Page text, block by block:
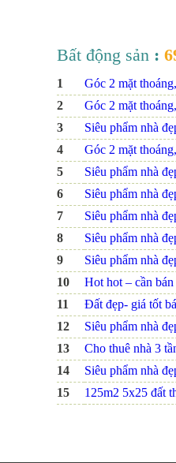
Bất động sản :
1 Góc 2 mặt
2
Góc 2 mặt
3
Siêu phẩm nhà
4
Góc 2 mặt
5
Siêu phẩm nhà
6
Siêu phẩm nhà
7
Siêu phẩm nhà
8
Siêu phẩm nhà
9
Siêu phẩm nhà
10
Hot hot – cần
11
Đất đẹp- giá tốt
12
Siêu phẩm nhà
13
Cho thuê nhà 3
14
Siêu phẩm nhà
15
125m2 5x25 đất